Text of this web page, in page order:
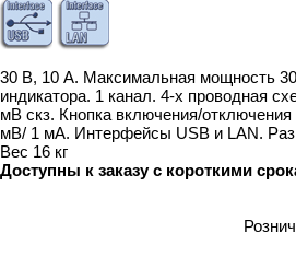
30 В, 10 А. Максимальная мощность
индикатора. 1 канал. 4-х проводная
мВ скз. Кнопка включения/
мВ/ 1 мА. Интерфейсы USB и LAN.
Вес 16 кг
Доступны к заказу с короткими